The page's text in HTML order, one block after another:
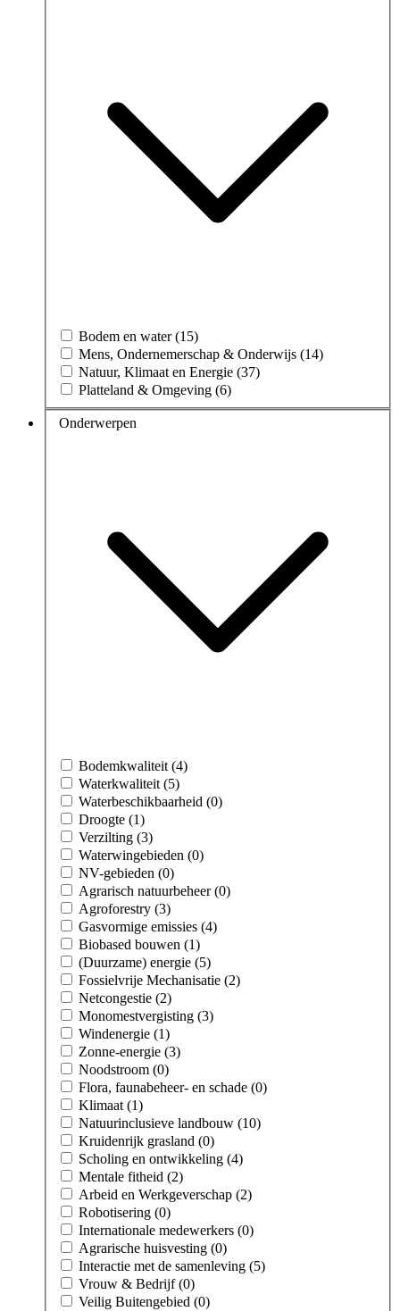
Bodem en water (15)
Mens, Ondernemerschap & Onderwijs (14)
Natuur, Klimaat en Energie (37)
Platteland & Omgeving (6)
Onderwerpen
Bodemkwaliteit (4)
Waterkwaliteit (5)
Waterbeschikbaarheid (0)
Droogte (1)
Verzilting (3)
Waterwingebieden (0)
NV-gebieden (0)
Agrarisch natuurbeheer (0)
Agroforestry (3)
Gasvormige emissies (4)
Biobased bouwen (1)
(Duurzame) energie (5)
Fossielvrije Mechanisatie (2)
Netcongestie (2)
Monomestvergisting (3)
Windenergie (1)
Zonne-energie (3)
Noodstroom (0)
Flora, faunabeheer- en schade (0)
Klimaat (1)
Natuurinclusieve landbouw (10)
Kruidenrijk grasland (0)
Scholing en ontwikkeling (4)
Mentale fitheid (2)
Arbeid en Werkgeverschap (2)
Robotisering (0)
Internationale medewerkers (0)
Agrarische huisvesting (0)
Interactie met de samenleving (5)
Vrouw & Bedrijf (0)
Veilig Buitengebied (0)